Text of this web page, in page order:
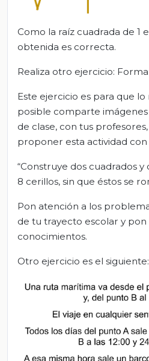
Como la raíz cuadrada de 1
obtenida es correcta.
Realiza otro ejercicio:
Este ejercicio es para que lo
posible comparte
de clase, con tus
proponer esta actividad con
“Construye dos cuadrados
8 cerillos, sin que éstos se
Pon atención a los
de tu trayecto escolar y
conocimientos.
Otro ejercicio es el siguiente: